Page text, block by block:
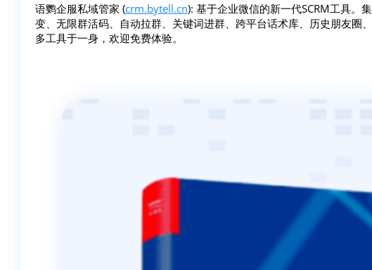
语鹦企服私域管家 (crm.bytell.cn): 基于企业微信的新一代SCRM工具。
变、无限群活码、自动拉群、关键词进群、跨平台话术库、历史朋友圈
多工具于一身，欢迎免费体验。